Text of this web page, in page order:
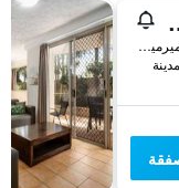
21 Peerless Avenue, ميرميد بيتش, QLD, أستراليا